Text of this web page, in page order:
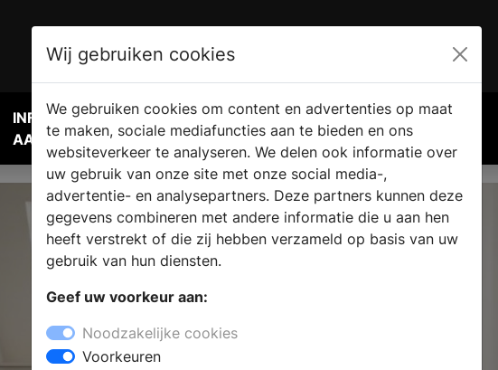
INFORMATIE
AANVRAGEN
VERKOOPLOCATIE
VINDEN
WEBSHOP
Wij gebruiken cookies
We gebruiken cookies om content en advertenties op maat
te maken, sociale mediafuncties aan te bieden en ons
websiteverkeer te analyseren. We delen ook informatie over
uw gebruik van onze site met onze social media-,
advertentie- en analysepartners. Deze partners kunnen deze
gegevens combineren met andere informatie die u aan hen
heeft verstrekt of die zij hebben verzameld op basis van uw
gebruik van hun diensten.
Geef uw voorkeur aan:
Noodzakelijke cookies
Voorkeuren